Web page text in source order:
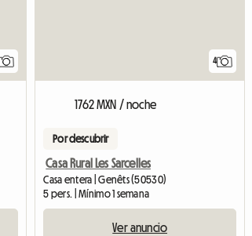
4
1762 MXN / noche
Por descubrir
Casa Rural Les Sarcelles
Casa entera | Genêts (50530)
5 pers. | Mínimo 1 semana
Ver anuncio